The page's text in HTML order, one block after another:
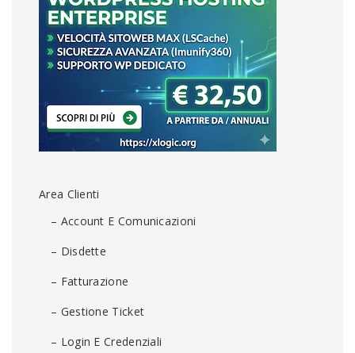
Area Clienti
– Account E Comunicazioni
– Disdette
– Fatturazione
– Gestione Ticket
– Login E Credenziali